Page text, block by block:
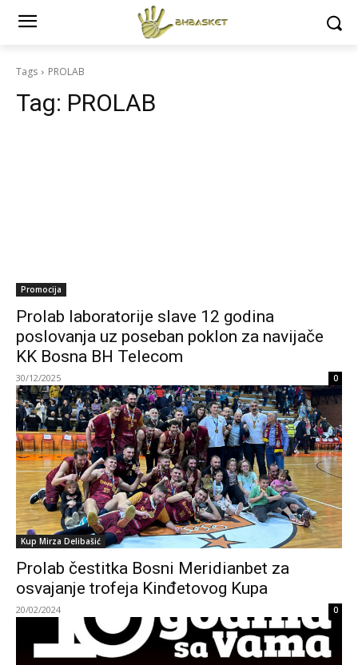
Tags PROLAB
Tag: PROLAB
Promocija
Prolab laboratorije slave 12 godina
poslovanja uz poseban poklon za navijače
KK Bosna BH Telecom
30/12/2025 0
Kup Mirza Delibašić
Prolab čestitka Bosni Meridianbet za
osvajanje trofeja Kinđetovog Kupa
20/02/2024 0